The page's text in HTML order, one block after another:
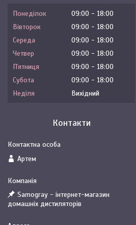
Понеділок 09:00
18:00
Вівторок
09:00
18:00
Середа
09:00
18:00
Четвер
09:00
18:00
Пʼятниця
09:00
18:00
Субота
09:00
18:00
Неділя
Вихідний
Контакти
Артем
Samogray - інтернет-магазин
домашніх дистиляторів